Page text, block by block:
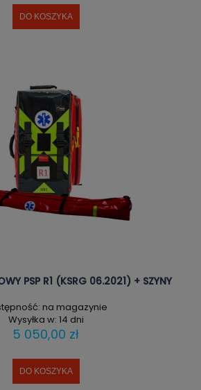
DO KOSZYKA
PSP R1 (KSRG 06.2021) + SZYNY
na magazynie
Wysyłka w: 14 dni
5 050,00 zł
DO KOSZYKA